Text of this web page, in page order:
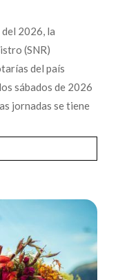
2026, la
(SNR)
del país
sábados de 2026
jornadas se tiene